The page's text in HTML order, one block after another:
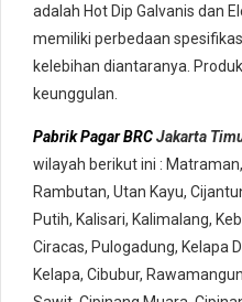
adalah Hot Dip Galvanis dan
memiliki perbedaan
kelebihan diantaranya.
keunggulan.
Pabrik Pagar BRCJakarta
wilayah berikut ini :
Rambutan, Utan Kayu,
Putih, Kalisari, Kalimalang,
Ciracas, Pulogadung, Kelapa
Kelapa, Cibubur,